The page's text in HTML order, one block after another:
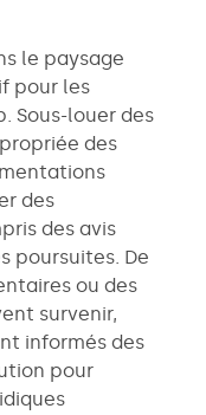
le paysage
pour les
Sous-louer des
des
des
des avis
poursuites. De
ou des
survenir,
informés des
pour